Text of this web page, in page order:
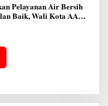
Pelayanan Air Bersih
Baik, Wali Kota AA